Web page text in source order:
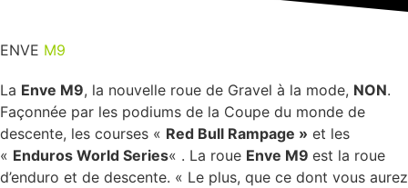
ENVE M9
La Enve M9, la nouvelle roue de Gravel à la mode, NON.
Façonnée par les podiums de la Coupe du monde de
descente, les courses « Red Bull Rampage » et les
« Enduros World Series« . La roue Enve M9 est la roue
d’enduro et de descente. « Le plus, que ce dont vous aurez